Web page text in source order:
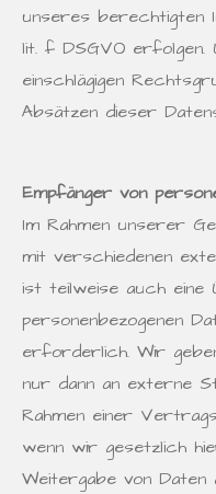
unseres berechtigten
lit. f DSGVO erfolgen.
einschlägigen
Absätzen dieser
Empfänger von
Im Rahmen unserer
mit verschiedenen
ist teilweise auch eine
personenbezogenen
erforderlich. Wir
nur dann an externe
Rahmen einer
wenn wir gesetzlich
Weitergabe von